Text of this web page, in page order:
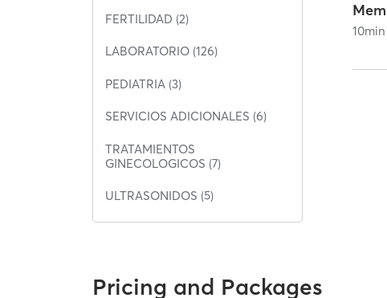
FERTILIDAD (2)
LABORATORIO (126)
PEDIATRIA (3)
SERVICIOS ADICIONALES (6)
TRATAMIENTOS
GINECOLOGICOS (7)
ULTRASONIDOS (5)
10min
Pricing and Packages